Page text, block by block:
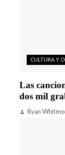
CULTURA Y
Las
dos mil
Ryan